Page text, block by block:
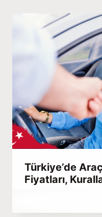
Türkiye’de
Fiyatları,